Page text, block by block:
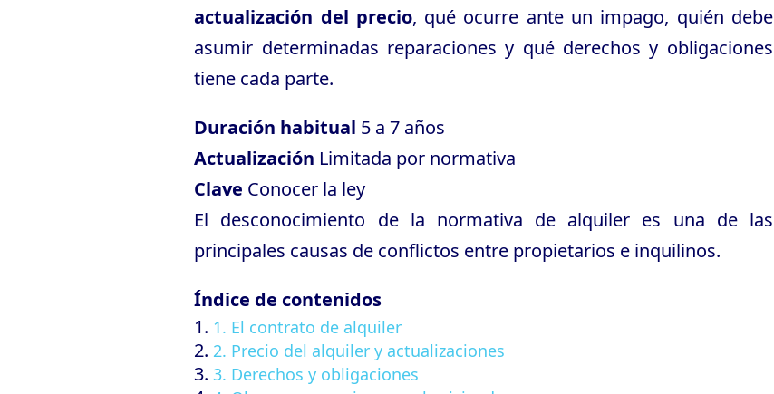
actualización del precio, qué ocurre ante un impago, quién debe
asumir determinadas reparaciones y qué derechos y obligaciones
tiene cada parte.
Duración habitual 5 a 7 años
Actualización Limitada por normativa
Clave Conocer la ley
El desconocimiento de la normativa de alquiler es una de las
principales causas de conflictos entre propietarios e inquilinos.
Índice de contenidos
1. El contrato de alquiler
2. Precio del alquiler y actualizaciones
3. Derechos y obligaciones